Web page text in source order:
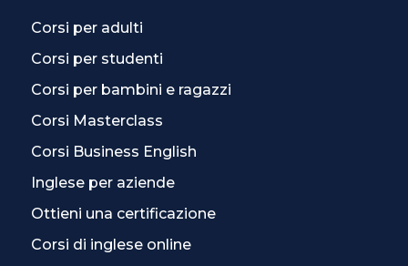
Corsi per adulti
Corsi per studenti
Corsi per bambini e ragazzi
Corsi Masterclass
Corsi Business English
Inglese per aziende
Ottieni una certificazione
Corsi di inglese online